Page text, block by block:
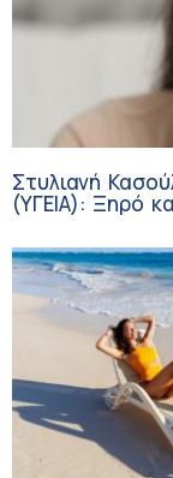
Στυλιανή
(ΥΓΕΙΑ): Ξηρό